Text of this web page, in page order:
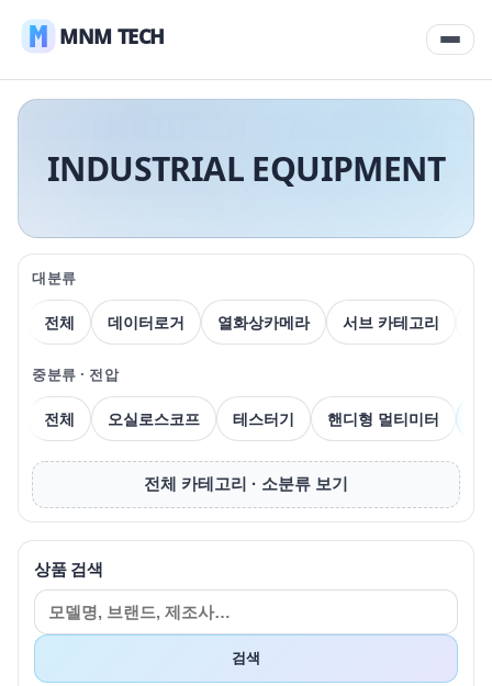
MNM TECH
INDUSTRIAL EQUIPMENT
대분류
전체 데이터로거 열화상카메라 서브 카테고리
중분류 · 전압
전체 오실로스코프 테스터기 핸디형 멀티미터
전체 카테고리 · 소분류 보기
상품 검색
검색